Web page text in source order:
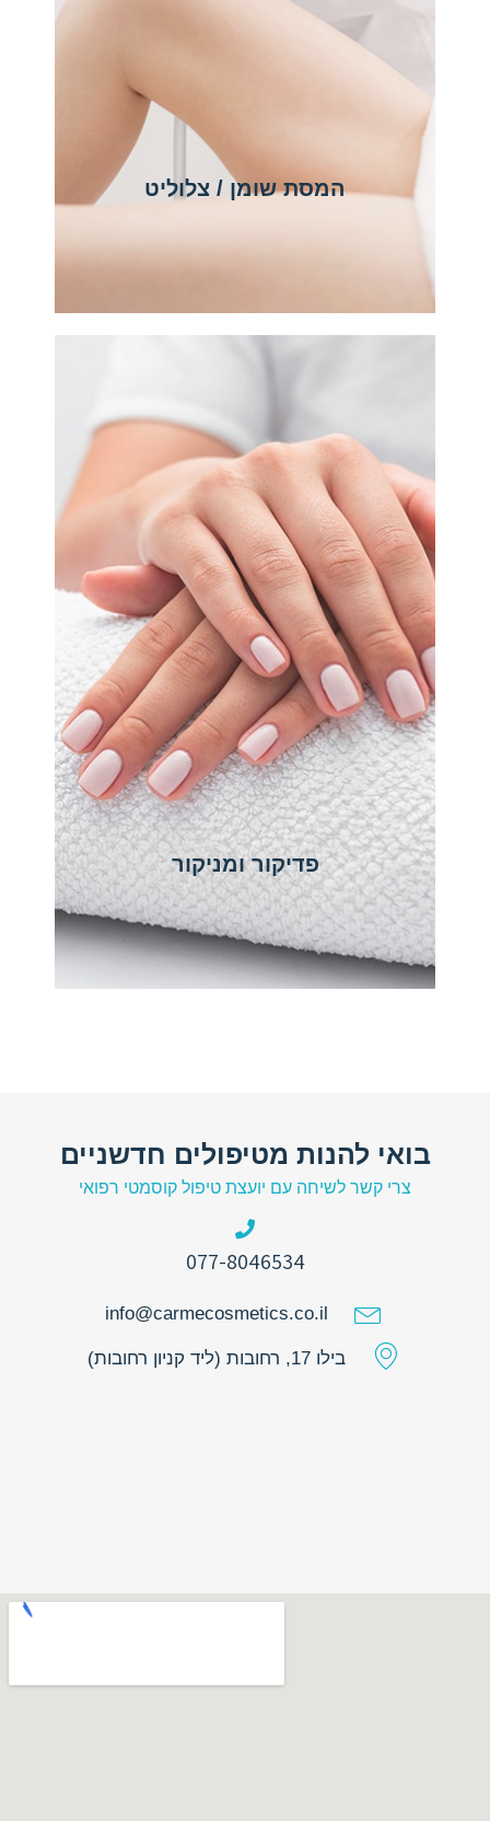
המסת שומן / צלוליט
פדיקור ומניקור
בואי להנות מטיפולים חדשניים
צרי קשר לשיחה עם יועצת טיפול קוסמטי רפואי
077-8046534
info@carmecosmetics.co.il
בילו 17, רחובות (ליד קניון רחובות)